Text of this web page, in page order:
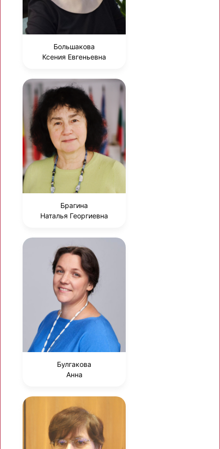
Большакова
Ксения Евгеньевна
Брагина
Наталья Георгиевна
Булгакова
Анна